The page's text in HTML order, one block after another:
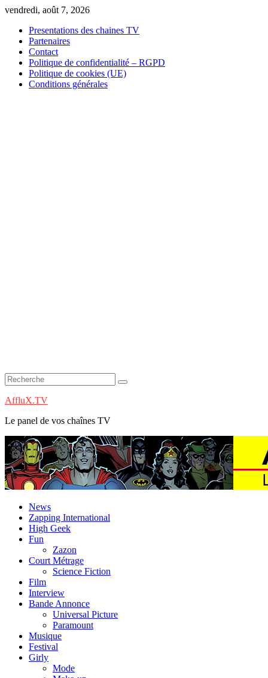
Skip
content
vendredi, août 7, 2026
Presentations des chaines TV
Partenaires
Contact
Politique de confidentialité – RGPD
Politique de cookies (UE)
Conditions générales
AffluX.TV
Le panel de vos chaînes TV
News
Zapping International
High Geek
Fun
Zazon
Court Métrage
Science Fiction
Film
Interview
Bande Annonce
Universal Picture
Paramount
Musique
Festival
Girly
Mode